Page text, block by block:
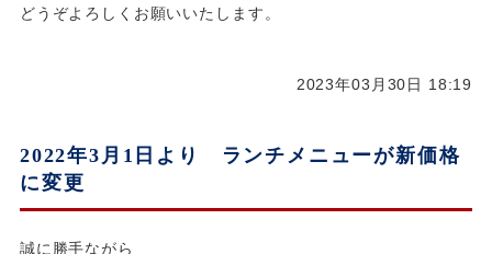
どうぞよろしくお願いいたします。
2023年03月30日 18:19
2022年3月1日より ランチメニューが新価格
に変更
誠に勝手ながら